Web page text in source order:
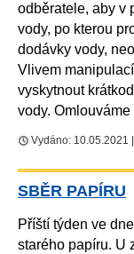
odběratele, aby v
vody, po kterou
dodávky vody,
Vlivem
vyskytnout
vody.
Vydáno: 10.05.2021
SBĚR PAPÍRU
Příští týden ve
starého papíru. U